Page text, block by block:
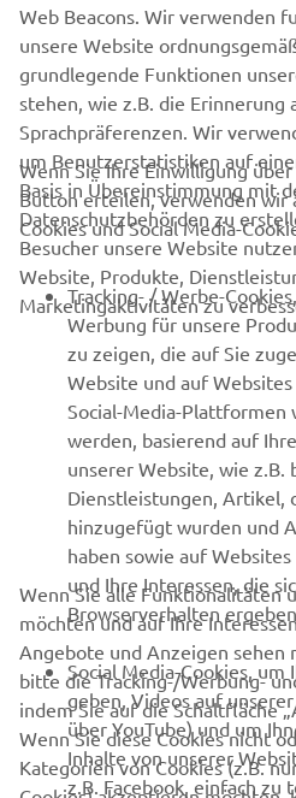
SMT
UNTERNEHMEN
B2B
MEHR VON YAMAHA
SUPPORT
NEWSLETTER
Erfahre als Erster von den
Sonderveranstaltungen,
Lesen Sie unsere
Ihre persönlichen Daten
Web Beacons. Wir verwenden
unsere Website
grundlegende Funktionen
stehen, wie z.B. die Erinnerung
Sprachpräferenzen. Wir
um Benutzerstatistiken auf
Basis in Übereinstimmung mit
Datenschutzbehörden zu
Besucher unsere Website
Website, Produkte,
Marketingaktivitäten zu
Wenn Sie Ihre Einwilligung
Button erteilen, verwenden wir
Cookies und Social Media-
Tracking- / Werbe-
Werbung für unsere
zu zeigen, die auf Sie
Website und auf
Social-Media-Plattformen
werden, basierend auf
unserer Website, wie
Dienstleistungen, Artikel,
hinzugefügt wurden und
haben sowie auf
und Ihre Interessen, die
Browserverhalten
Social Media-Cookies,
geben, Videos auf
über YouTube) und um
Inhalte von unserer
z.B. Facebook, einfach zu
Wenn Sie alle Funktionalitäten
möchten und auf Ihre
Angebote und Anzeigen sehen
bitte die Tracking-/Werbung-
indem Sie auf die Schaltfläche
Wenn Sie diese Cookies nicht
Kategorien von Cookies (z.B.